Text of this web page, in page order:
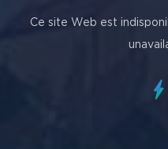
Ce site Web est